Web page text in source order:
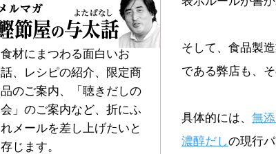
そして、食品製
である弊店も、
具体的には、 無
濃醇だしの現行
食材にまつわる面白いお
話、レシピの紹介、限定商
品のご案内、「聴きだしの
会」のご案内など、折にふ
れメールを差し上げたいと
存じます。